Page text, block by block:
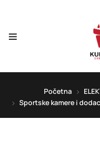
Početna
Sportske kamere i